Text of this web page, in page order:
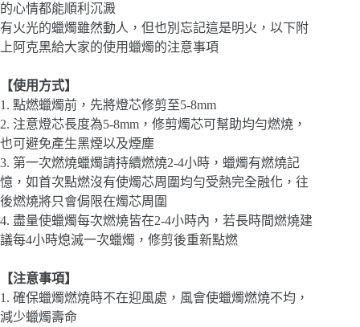
的心情都能順利沉澱
有火光的蠟燭雖然動人，但也別忘記這是明火，以下附
上阿克黑給大家的使用蠟燭的注意事項
【使用方式】
1. 點燃蠟燭前，先將燈芯修剪至5-8mm
2. 注意燈芯長度為5-8mm，修剪燭芯可幫助均勻燃燒，
也可避免產生黑煙以及煙塵
3. 第一次燃燒蠟燭請持續燃燒2-4小時，蠟燭有燃燒記
憶，如首次點燃沒有使燭芯周圍均勻受熱完全融化，往
後燃燒將只會侷限在燭芯周圍
4. 盡量使蠟燭每次燃燒皆在2-4小時內，若長時間燃燒建
議每4小時熄滅一次蠟燭，修剪後重新點燃
【注意事項】
1. 確保蠟燭燃燒時不在迎風處，風會使蠟燭燃燒不均，
減少蠟燭壽命